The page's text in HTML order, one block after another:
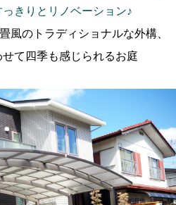
きりとリノベーション♪
風のトラディショナルな外構、
て四季も感じられるお庭